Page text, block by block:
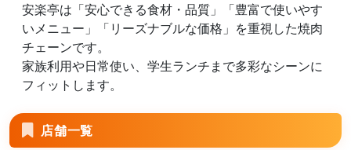
安楽亭は「安心できる食材・品質」「豊富で使いやす
いメニュー」「リーズナブルな価格」を重視した焼肉
チェーンです。
家族利用や日常使い、学生ランチまで多彩なシーンに
フィットします。
店舗一覧